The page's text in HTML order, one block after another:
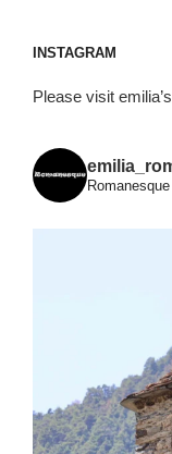
INSTAGRAM
Please visit